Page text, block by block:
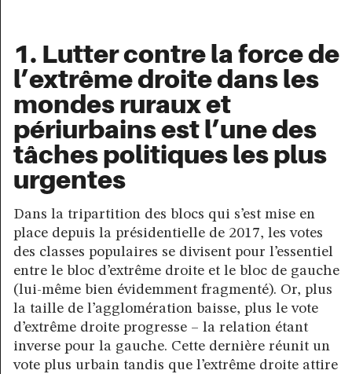
1. Lutter contre la force de
l’extrême droite dans les
mondes ruraux et
périurbains est l’une des
tâches politiques les plus
urgentes
Dans la tripartition des blocs qui s’est mise en
place depuis la présidentielle de 2017, les votes
des classes populaires se divisent pour l’essentiel
entre le bloc d’extrême droite et le bloc de gauche
(lui-même bien évidemment fragmenté). Or, plus
la taille de l’agglomération baisse, plus le vote
d’extrême droite progresse – la relation étant
inverse pour la gauche. Cette dernière réunit un
vote plus urbain tandis que l’extrême droite attire